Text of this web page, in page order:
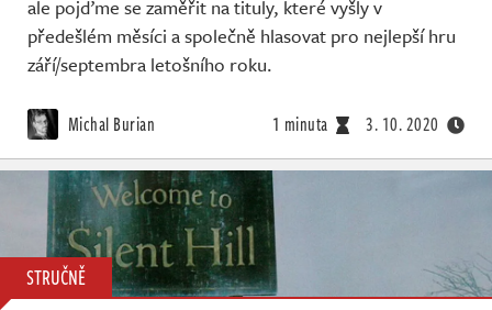
ale pojďme se zaměřit na tituly, které vyšly v
předešlém měsíci a společně hlasovat pro nejlepší hru
září/septembra letošního roku.
Michal Burian 1 minuta 3. 10. 2020
STRUČNĚ